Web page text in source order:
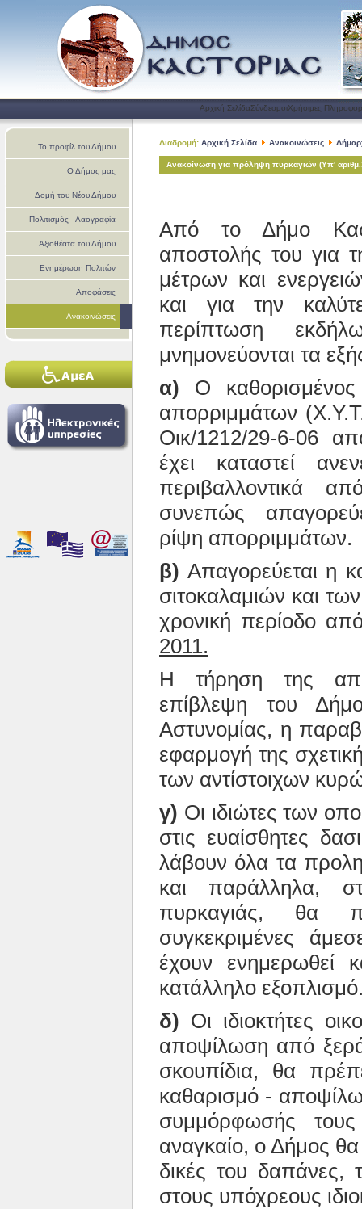
Αρχική ΣελίδαΣύνδεσμοιΧρήσιμες
Το προφίλ του Δήμου
Ο Δήμος μας
Δομή του Νέου Δήμου
Πολιτισμός - Λαογραφία
Αξιοθέατα του Δήμου
Ενημέρωση Πολιτών
Αποφάσεις
Ανακοινώσεις
Διαδρομή: Αρχική Σελίδα Ανακοινώσεις
Ανακοίνωση για πρόληψη πυρκαγιών (Υπ'
Από το Δήμο
αποστολής του για
μέτρων και
και για την
περίπτωση
μνημονεύονται τα
α) Ο
απορριμμάτων
Οικ/1212/29-6-06
έχει καταστεί
περιβαλλοντικά
συνεπώς
ρίψη απορριμμάτων.
β) Απαγορεύεται η
σιτοκαλαμιών και
χρονική περίοδο
2011.
Η τήρηση της
επίβλεψη του
Αστυνομίας, η
εφαρμογή της
των αντίστοιχων
γ) Οι ιδιώτες των
στις ευαίσθητες
λάβουν όλα τα
και παράλληλα,
πυρκαγιάς, θα
συγκεκριμένες
έχουν ενημερωθεί
κατάλληλο
δ) Οι ιδιοκτήτες
αποψίλωση από
σκουπίδια, θα
καθαρισμό -
συμμόρφωσής
αναγκαίο, ο Δήμος
δικές του δαπάνες,
στους υπόχρεους